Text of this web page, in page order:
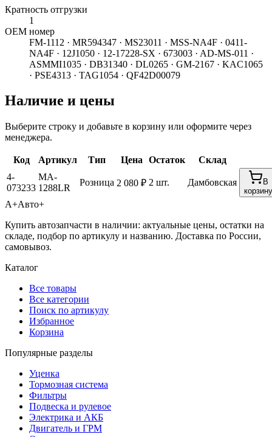
Кратность отгрузки
1
ОЕМ номер
FM-1112 · MR594347 · MS23011 · MSS-NA4F · 0411-
NA4F · 12J1050 · 12-17228-SX · 673003 · AD-MS-011 ·
ASMMI1035 · DB31340 · DL0265 · GM-2167 · KAC1065
· PSE4313 · TAG1054 · QF42D00079
Наличие и цены
Выберите строку и добавьте в корзину или оформите через
менеджера.
Код Артикул Тип Цена Остаток
Склад
4-
073233
MA-
1288LR
Розница 2 080 ₽ 2 шт. Дамбовская
В
корзину
А+Авто+
Купить автозапчасти в наличии: актуальные цены, остатки на
складе, подбор по артикулу и названию. Доставка по России,
самовывоз.
Каталог
Все товары
Все категории
Поиск по артикулу
Избранное
Корзина
Популярные разделы
Уценка
Тормозная система
Фильтры
Подвеска и рулевое
Электрика и АКБ
Двигатель и ГРМ